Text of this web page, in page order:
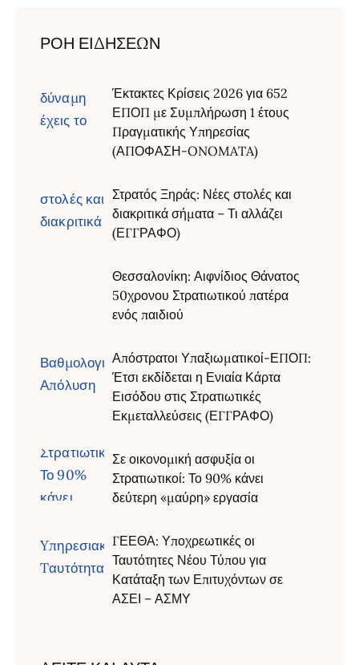
ΡΟΗ ΕΙΔΗΣΕΩΝ
Έκτακτες Κρίσεις 2026 για 652
ΕΠΟΠ με Συμπλήρωση 1 έτους
Πραγματικής Υπηρεσίας
(ΑΠΟΦΑΣΗ-ONOMATA)
Στρατός Ξηράς: Νέες στολές και
διακριτικά σήματα – Τι αλλάζει
(ΕΓΓΡΑΦΟ)
Θεσσαλονίκη: Αιφνίδιος Θάνατος
50χρονου Στρατιωτικού πατέρα
ενός παιδιού
Απόστρατοι Υπαξιωματικοί-ΕΠΟΠ:
Έτσι εκδίδεται η Ενιαία Κάρτα
Εισόδου στις Στρατιωτικές
Εκμεταλλεύσεις (ΕΓΓΡΑΦΟ)
Σε οικονομική ασφυξία οι
Στρατιωτικοί: Το 90% κάνει
δεύτερη «μαύρη» εργασία
ΓΕΕΘΑ: Υποχρεωτικές οι
Ταυτότητες Νέου Τύπου για
Κατάταξη των Επιτυχόντων σε
ΑΣΕΙ – ΑΣΜΥ